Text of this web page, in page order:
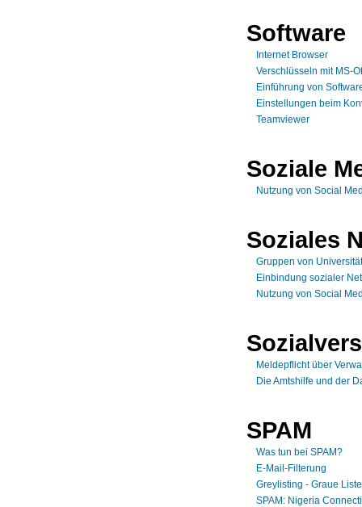
Software
Internet Browser
Verschlüsseln mit MS-
Einführung von
Einstellungen beim
Teamviewer
Soziale
Nutzung von Social
Soziales
Gruppen von
Einbindung sozialer
Nutzung von Social
Meldepflicht über
Die Amtshilfe und der
SPAM
Was tun bei SPAM?
E-Mail-Filterung
Greylisting - Graue
SPAM: Nigeria